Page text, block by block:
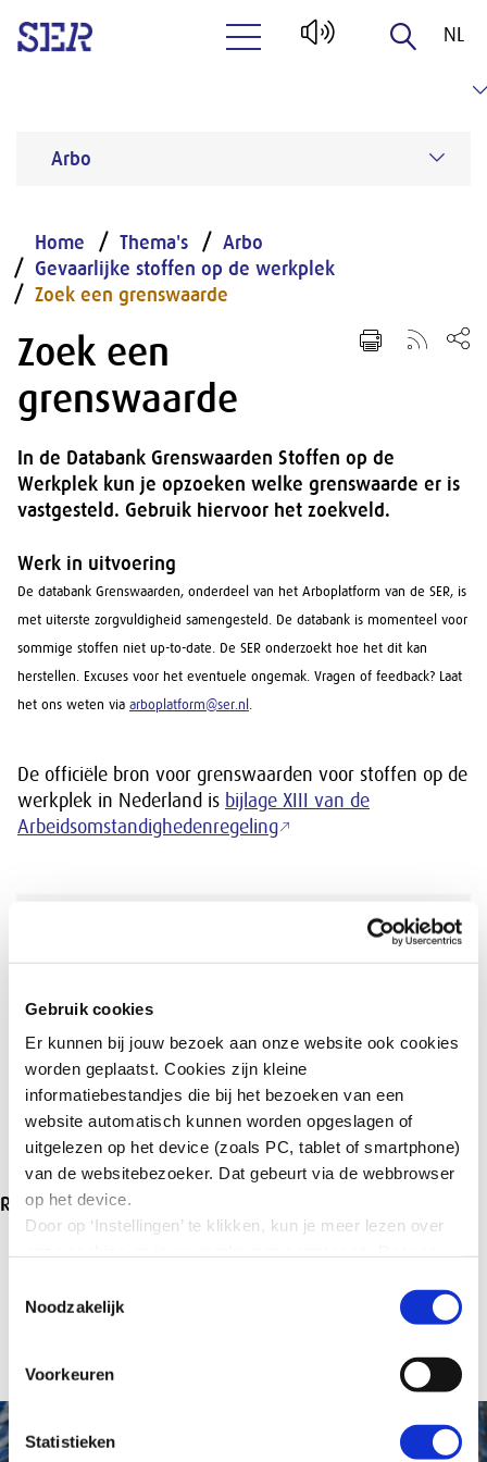
Gebruik cookies
Er kunnen bij jouw bezoek aan onze website ook cookies
worden geplaatst. Cookies zijn kleine
informatiebestandjes die bij het bezoeken van een
website automatisch kunnen worden opgeslagen of
uitgelezen op het device (zoals PC, tablet of smartphone)
van de websitebezoeker. Dat gebeurt via de webbrowser
op het device.
Door op ‘Instellingen’ te klikken, kun je meer lezen over
alle cookies zoals omschreven in onze cookieverklaring
in deze cookiebanner. Door op ‘Alleen noodzakelijke
noodzakelijke cookies.
lezen in onze
Noodzakelijk
Voorkeuren
Statistieken
NL
Arbo
Home Thema's
Arbo
Gevaarlijke stoffen op de werkplek
Zoek een grenswaarde
Zoek een
grenswaarde
In de Databank Grenswaarden Stoffen op de
Werkplek kun je opzoeken welke grenswaarde er is
vastgesteld. Gebruik hiervoor het zoekveld.
Werk in uitvoering
De databank Grenswaarden, onderdeel van het Arboplatform van de SER, is
met uiterste zorgvuldigheid samengesteld. De databank is momenteel voor
sommige stoffen niet up-to-date. De SER onderzoekt hoe het dit kan
herstellen. Excuses voor het eventuele ongemak. Vragen of feedback? Laat
het ons weten via arboplatform@ser.nl
De officiële bron voor grenswaarden voor stoffen op de
werkplek in Nederland is bijlage XIII van de
Arbeidsomstandighedenregeling
Zoek grenswaarden op naam, CAS nummer
Relevante informatie
Zie je een probleem of heb je feedback? Laat het ons